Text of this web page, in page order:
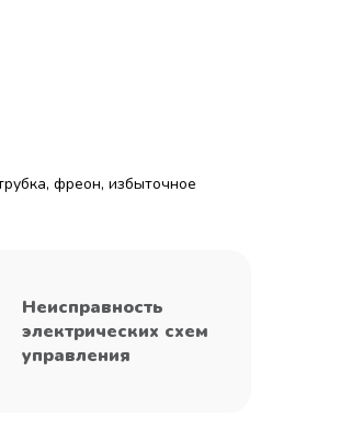
фреон, избыточное
Неисправность
электрических схем
управления